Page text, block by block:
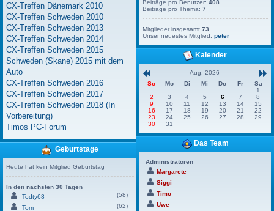
CX-Treffen Dänemark 2010
CX-Treffen Schweden 2010
CX-Treffen Schweden 2013
CX-Treffen Schweden 2014
CX-Treffen Schweden 2015
Schweden (Skane) 2015 mit dem
Auto
CX-Treffen Schweden 2016
CX-Treffen Schweden 2017
CX-Treffen Schweden 2018 (In
Vorbereitung)
Timos PC-Forum
Geburtstage
Heute hat kein Mitglied Geburtstag
In den nächsten 30 Tagen
Todty68
(58)
Tom
(62)
Beiträge pro Benutzer:408
Beiträge pro Thema:7
Mitglieder insgesamt73
Unser neuestes Mitglied:peter
Kalender
Aug. 2026
So
Mo Di Mi Do Fr
Sa
1
2
3 4 5 6 7
8
9
10 11 12 13 14
15
16
17 18 19 20 21
22
23
24 25 26 27 28
29
30
31
Das Team
Administratoren
Margarete
Siggi
Timo
Uwe